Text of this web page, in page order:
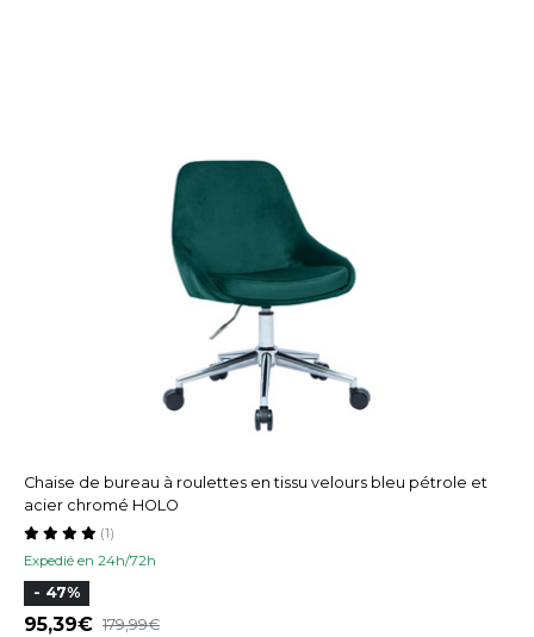
Chaise de bureau à roulettes en tissu velours bleu pétrole et
acier chromé HOLO
Expedié en 24h/72h
(1)
- 47%
95,39 179,99